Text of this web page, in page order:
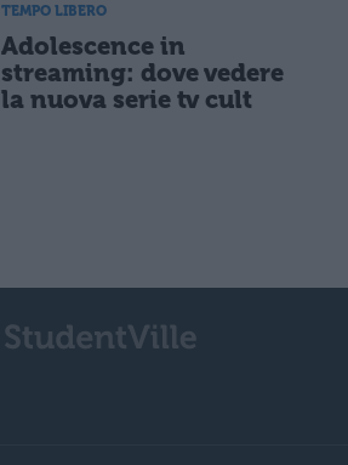
TEMPO LIBERO
Adolescence in
streaming: dove vedere
la nuova serie tv cult